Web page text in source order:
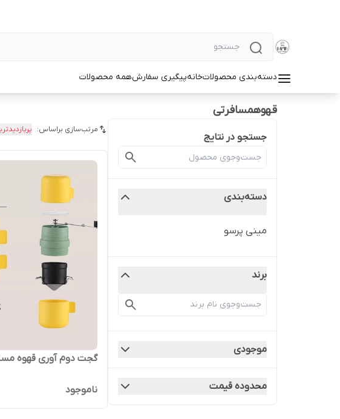
دسته‌بندی محصولاتخانهپیگیری سفارشهمه محصولات
قهوهمسافرتی
جستجو در نتایج
دسته‌بندی
مینی پرسو
برند
موجودی
محدوده قیمت
مرتب‌سازی براساس:
گجت دوم آوری قهوه
ناموجود